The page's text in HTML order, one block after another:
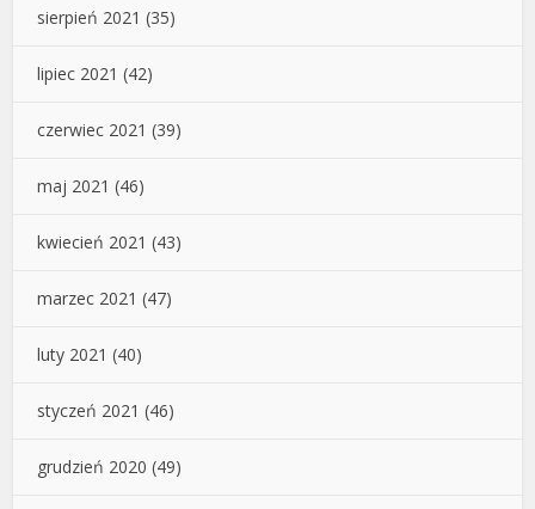
sierpień 2021 (35)
lipiec 2021 (42)
czerwiec 2021 (39)
maj 2021 (46)
kwiecień 2021 (43)
marzec 2021 (47)
luty 2021 (40)
styczeń 2021 (46)
grudzień 2020 (49)